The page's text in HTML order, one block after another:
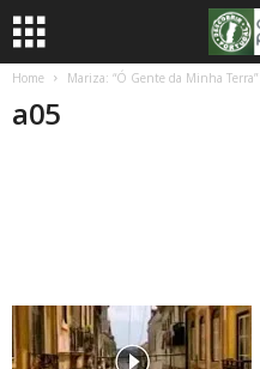
Home Mariza: “Ó Gente da Minha Terra”
a05